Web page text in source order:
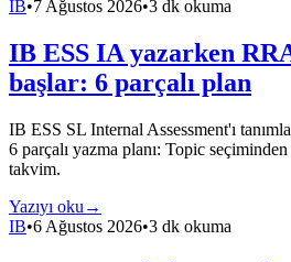
IB•7 Ağustos 2026•3 dk okuma
IB ESS IA yazarken
başlar: 6 parçalı plan
IB ESS SL Internal Assessment'ı
6 parçalı yazma planı: Topic
takvim.
Yazıyı oku →
IB•6 Ağustos 2026•3 dk okuma